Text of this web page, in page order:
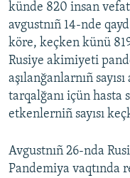
künde 820 insan
avgustnıñ 14-nde
köre, keçken künü
Rusiye akimiyeti
aşılanğanlarnıñ
tarqalğanı içün hasta
etkenlerniñ sayısı
Avgustnıñ 26-nda
Pandemiya vaqtında